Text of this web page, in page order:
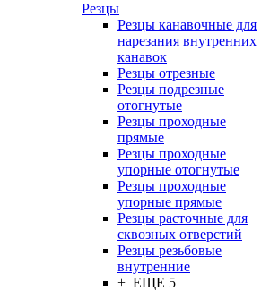
Резцы
Резцы канавочные для
нарезания внутренних
канавок
Резцы отрезные
Резцы подрезные
отогнутые
Резцы проходные
прямые
Резцы проходные
упорные отогнутые
Резцы проходные
упорные прямые
Резцы расточные для
сквозных отверстий
Резцы резьбовые
внутренние
+ ЕЩЕ 5